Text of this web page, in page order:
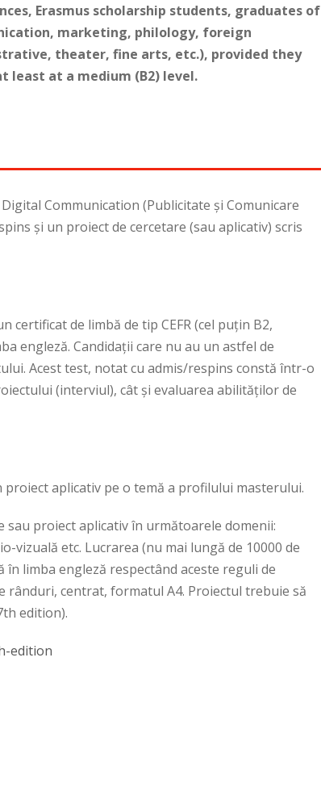
Erasmus scholarship students, graduates of
marketing, philology, foreign
theater, fine arts, etc.), provided they
least at a medium (B2) level.
Communication (Publicitate și Comunicare
și un proiect de cercetare (sau aplicativ) scris
certificat de limbă de tip CEFR (cel puțin B2,
engleză. Candidații care nu au un astfel de
Acest test, notat cu admis/respins constă într-o
(interviul), cât și evaluarea abilităților de
aplicativ pe o temă a profilului masterului.
proiect aplicativ în următoarele domenii:
vizuală etc. Lucrarea (nu mai lungă de 10000 de
limba engleză respectând aceste reguli de
rânduri, centrat, formatul A4. Proiectul trebuie să
edition).
edition